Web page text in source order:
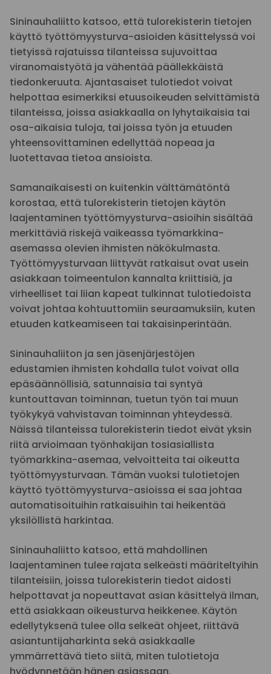
Sininauhaliitto katsoo, että tulorekisterin tietojen
käyttö työttömyysturva-asioiden käsittelyssä voi
tietyissä rajatuissa tilanteissa sujuvoittaa
viranomaistyötä ja vähentää päällekkäistä
tiedonkeruuta. Ajantasaiset tulotiedot voivat
helpottaa esimerkiksi etuusoikeuden selvittämistä
tilanteissa, joissa asiakkaalla on lyhytaikaisia tai
osa-aikaisia tuloja, tai joissa työn ja etuuden
yhteensovittaminen edellyttää nopeaa ja
luotettavaa tietoa ansioista.
Samanaikaisesti on kuitenkin välttämätöntä
korostaa, että tulorekisterin tietojen käytön
laajentaminen työttömyysturva-asioihin sisältää
merkittäviä riskejä vaikeassa työmarkkina-
asemassa olevien ihmisten näkökulmasta.
Työttömyysturvaan liittyvät ratkaisut ovat usein
asiakkaan toimeentulon kannalta kriittisiä, ja
virheelliset tai liian kapeat tulkinnat tulotiedoista
voivat johtaa kohtuuttomiin seuraamuksiin, kuten
etuuden katkeamiseen tai takaisinperintään.
Sininauhaliiton ja sen jäsenjärjestöjen
edustamien ihmisten kohdalla tulot voivat olla
epäsäännöllisiä, satunnaisia tai syntyä
kuntouttavan toiminnan, tuetun työn tai muun
työkykyä vahvistavan toiminnan yhteydessä.
Näissä tilanteissa tulorekisterin tiedot eivät yksin
riitä arvioimaan työnhakijan tosiasiallista
työmarkkina-asemaa, velvoitteita tai oikeutta
työttömyysturvaan. Tämän vuoksi tulotietojen
käyttö työttömyysturva-asioissa ei saa johtaa
automatisoituihin ratkaisuihin tai heikentää
yksilöllistä harkintaa.
Sininauhaliitto katsoo, että mahdollinen
laajentaminen tulee rajata selkeästi määriteltyihin
tilanteisiin, joissa tulorekisterin tiedot aidosti
helpottavat ja nopeuttavat asian käsittelyä ilman,
että asiakkaan oikeusturva heikkenee. Käytön
edellytyksenä tulee olla selkeät ohjeet, riittävä
asiantuntijaharkinta sekä asiakkaalle
ymmärrettävä tieto siitä, miten tulotietoja